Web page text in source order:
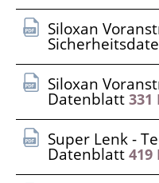
Siloxan
Siloxan
Datenblatt 331
Super Lenk -
Datenblatt 419